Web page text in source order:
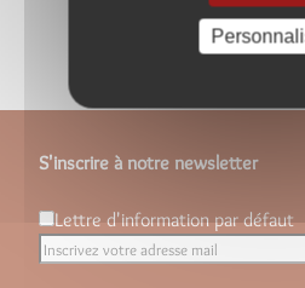
S'inscrire à notre newsletter
Lettre d'information par défaut